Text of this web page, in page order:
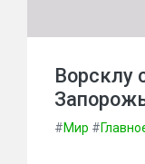
Ворсклу
#Мир #